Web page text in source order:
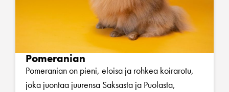
Pomeranian
Pomeranian on pieni, eloisa ja rohkea koirarotu,
joka juontaa juurensa Saksasta ja Puolasta,